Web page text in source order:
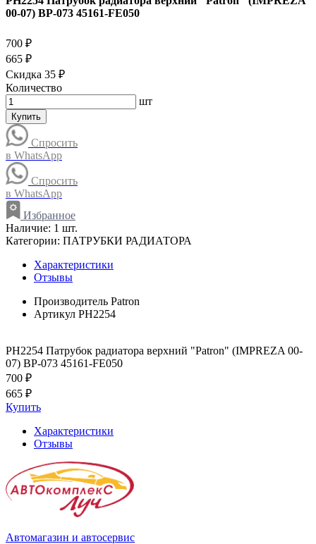
00-07) BP-073 45161-FE050
700 ₽
665 ₽
Скидка 35 ₽
Количество
шт
Купить
Спросить
в WhatsApp
Спросить
в WhatsApp
Избранное
Наличие: 1 шт.
Категории: ПАТРУБКИ РАДИАТОРА
Характеристики
Отзывы
Производитель Patron
Артикул PH2254
PH2254 Патрубок радиатора верхний "Patron" (IMPREZA 00-
07) BP-073 45161-FE050
700 ₽
665 ₽
Купить
Характеристики
Отзывы
Автомагазин и автосервис